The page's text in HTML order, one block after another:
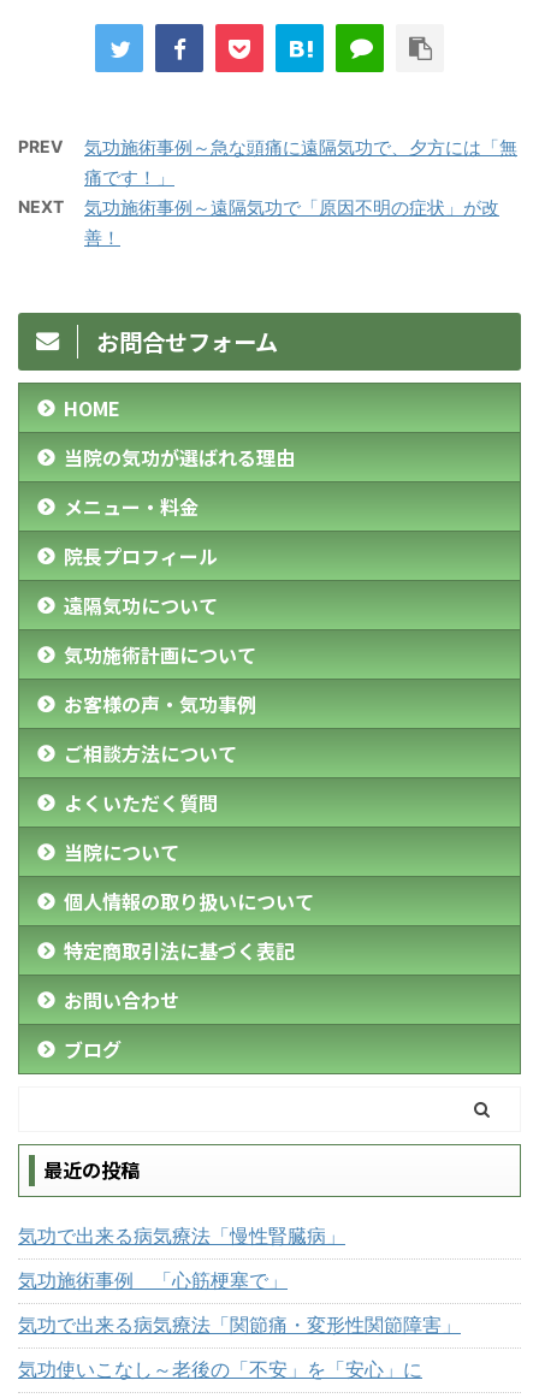
PREV
気功施術事例～急な頭痛に遠隔気功で、夕方には「無
痛です！」
NEXT
気功施術事例～遠隔気功で「原因不明の症状」が改
善！
お問合せフォーム
HOME
当院の気功が選ばれる理由
メニュー・料金
院長プロフィール
遠隔気功について
気功施術計画について
お客様の声・気功事例
ご相談方法について
よくいただく質問
当院について
個人情報の取り扱いについて
特定商取引法に基づく表記
お問い合わせ
ブログ
最近の投稿
気功で出来る病気療法「慢性腎臓病」
気功施術事例 「心筋梗塞で」
気功で出来る病気療法「関節痛・変形性関節障害」
気功使いこなし～老後の「不安」を「安心」に